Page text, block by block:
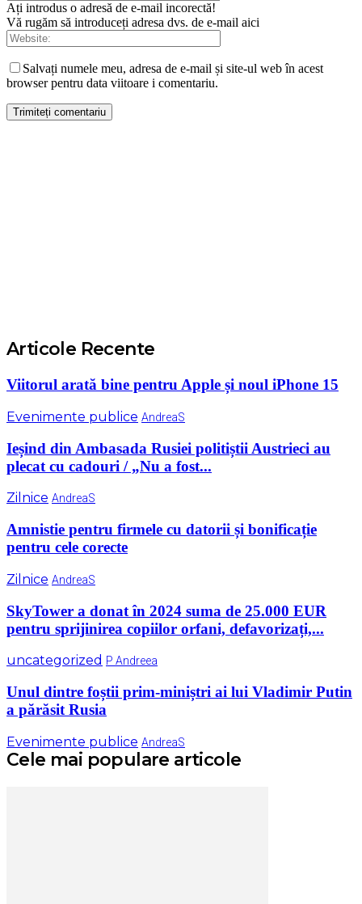
Ați introdus o adresă de e-mail incorectă!
Vă rugăm să introduceți adresa dvs. de e-mail aici
Salvați numele meu, adresa de e-mail și site-ul web în acest
browser pentru data viitoare i comentariu.
Articole Recente
Viitorul arată bine pentru Apple și noul iPhone 15
Evenimente publice AndreaS
Ieșind din Ambasada Rusiei politiștii Austrieci au
plecat cu cadouri / „Nu a fost...
Zilnice AndreaS
Amnistie pentru firmele cu datorii și bonificație
pentru cele corecte
Zilnice AndreaS
SkyTower a donat în 2024 suma de 25.000 EUR
pentru sprijinirea copiilor orfani, defavorizați,...
uncategorized P Andreea
Unul dintre foștii prim-miniștri ai lui Vladimir Putin
a părăsit Rusia
Evenimente publice AndreaS
Cele mai populare articole